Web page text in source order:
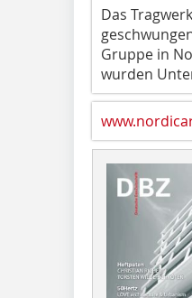
Das
Gruppe in
wurden